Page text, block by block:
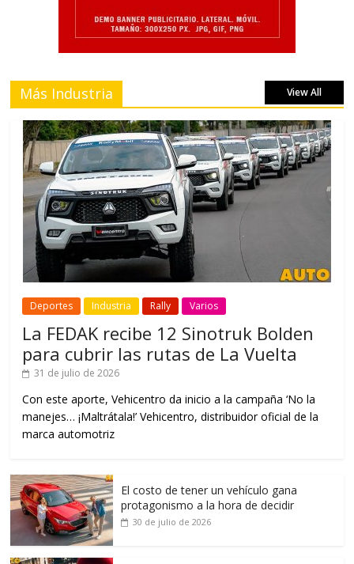
Más Industria View All
Deportes Industria Rally Varios
La FEDAK recibe 12 Sinotruk Bolden
para cubrir las rutas de La Vuelta
31 de julio de 2026
Con este aporte, Vehicentro da inicio a la campaña ‘No la
manejes… ¡Maltrátala!’ Vehicentro, distribuidor oficial de la
marca automotriz
El costo de tener un vehículo gana
protagonismo a la hora de decidir
30 de julio de 2026